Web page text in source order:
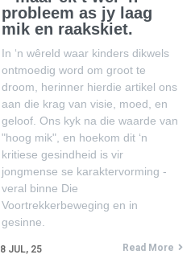
probleem as jy laag
mik en raakskiet.
8 JUL, 25
In ‘n wêreld waar kinders dikwels
ontmoedig word om groot te
droom, herinner hierdie artikel ons
aan die krag van visie, moed, en
geloof. Ons kyk na die waarde van
"hoog mik", en hoekom dit ‘n
kritiese gesindheid is vir
jongmense se karaktervorming -
veral binne Die
Voortrekkerbeweging en in
gesinne.
Read More